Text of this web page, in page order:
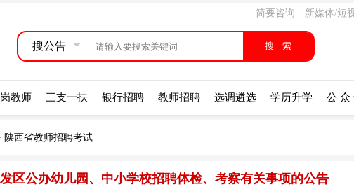
简要咨询 新媒体/短
搜公告
教师 三支一扶 银行招聘 教师招聘 选调遴选 学历升学 公 众
陕西省教师招聘考试
区公办幼儿园、中小学校招聘体检、考察有关事项的公告